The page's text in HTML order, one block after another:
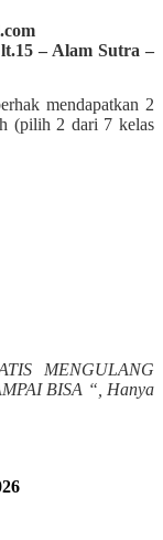
– Alam Sutra –
mendapatkan 2
(pilih 2 dari 7 kelas
MENGULANG
BISA “, Hanya